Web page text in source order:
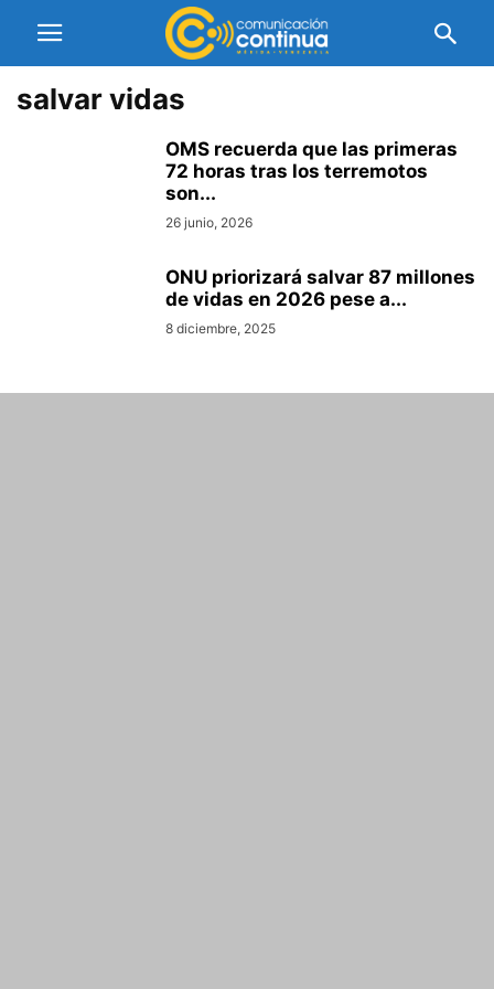
salvar vidas
OMS recuerda que las primeras
72 horas tras los terremotos
son...
26 junio, 2026
ONU priorizará salvar 87 millones
de vidas en 2026 pese a...
8 diciembre, 2025